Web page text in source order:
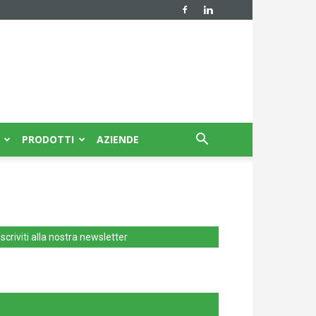
PRODOTTI AZIENDE
Iscriviti alla nostra newsletter